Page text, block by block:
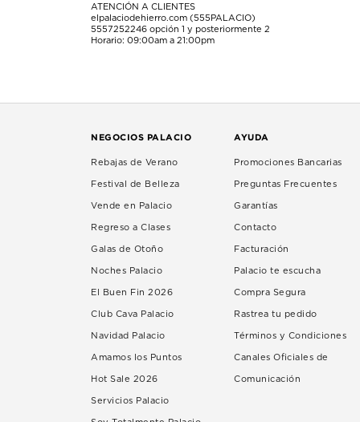
ATENCIÓN A CLIENTES
elpalaciodehierro.com (555PALACIO)
5557252246 opción 1 y posteriormente 2
Horario: 09:00am a 21:00pm
NEGOCIOS PALACIO
Rebajas de Verano
Festival de Belleza
Vende en Palacio
Regreso a Clases
Galas de Otoño
Noches Palacio
El Buen Fin 2026
Club Cava Palacio
Navidad Palacio
Amamos los Puntos
Hot Sale 2026
Servicios Palacio
AYUDA
Promociones Bancarias
Preguntas Frecuentes
Garantías
Contacto
Facturación
Palacio te escucha
Compra Segura
Rastrea tu pedido
Términos y Condiciones
Canales Oficiales de
Comunicación